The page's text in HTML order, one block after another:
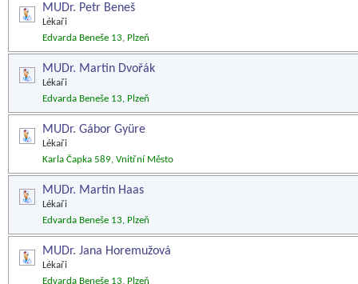
MUDr. Petr Beneš
Lékaři
Edvarda Beneše 13, Plzeň
MUDr. Martin Dvořák
Lékaři
Edvarda Beneše 13, Plzeň
MUDr. Gábor Gyüre
Lékaři
Karla Čapka 589, Vnitřní Město
MUDr. Martin Haas
Lékaři
Edvarda Beneše 13, Plzeň
MUDr. Jana Horemužová
Lékaři
Edvarda Beneše 13, Plzeň